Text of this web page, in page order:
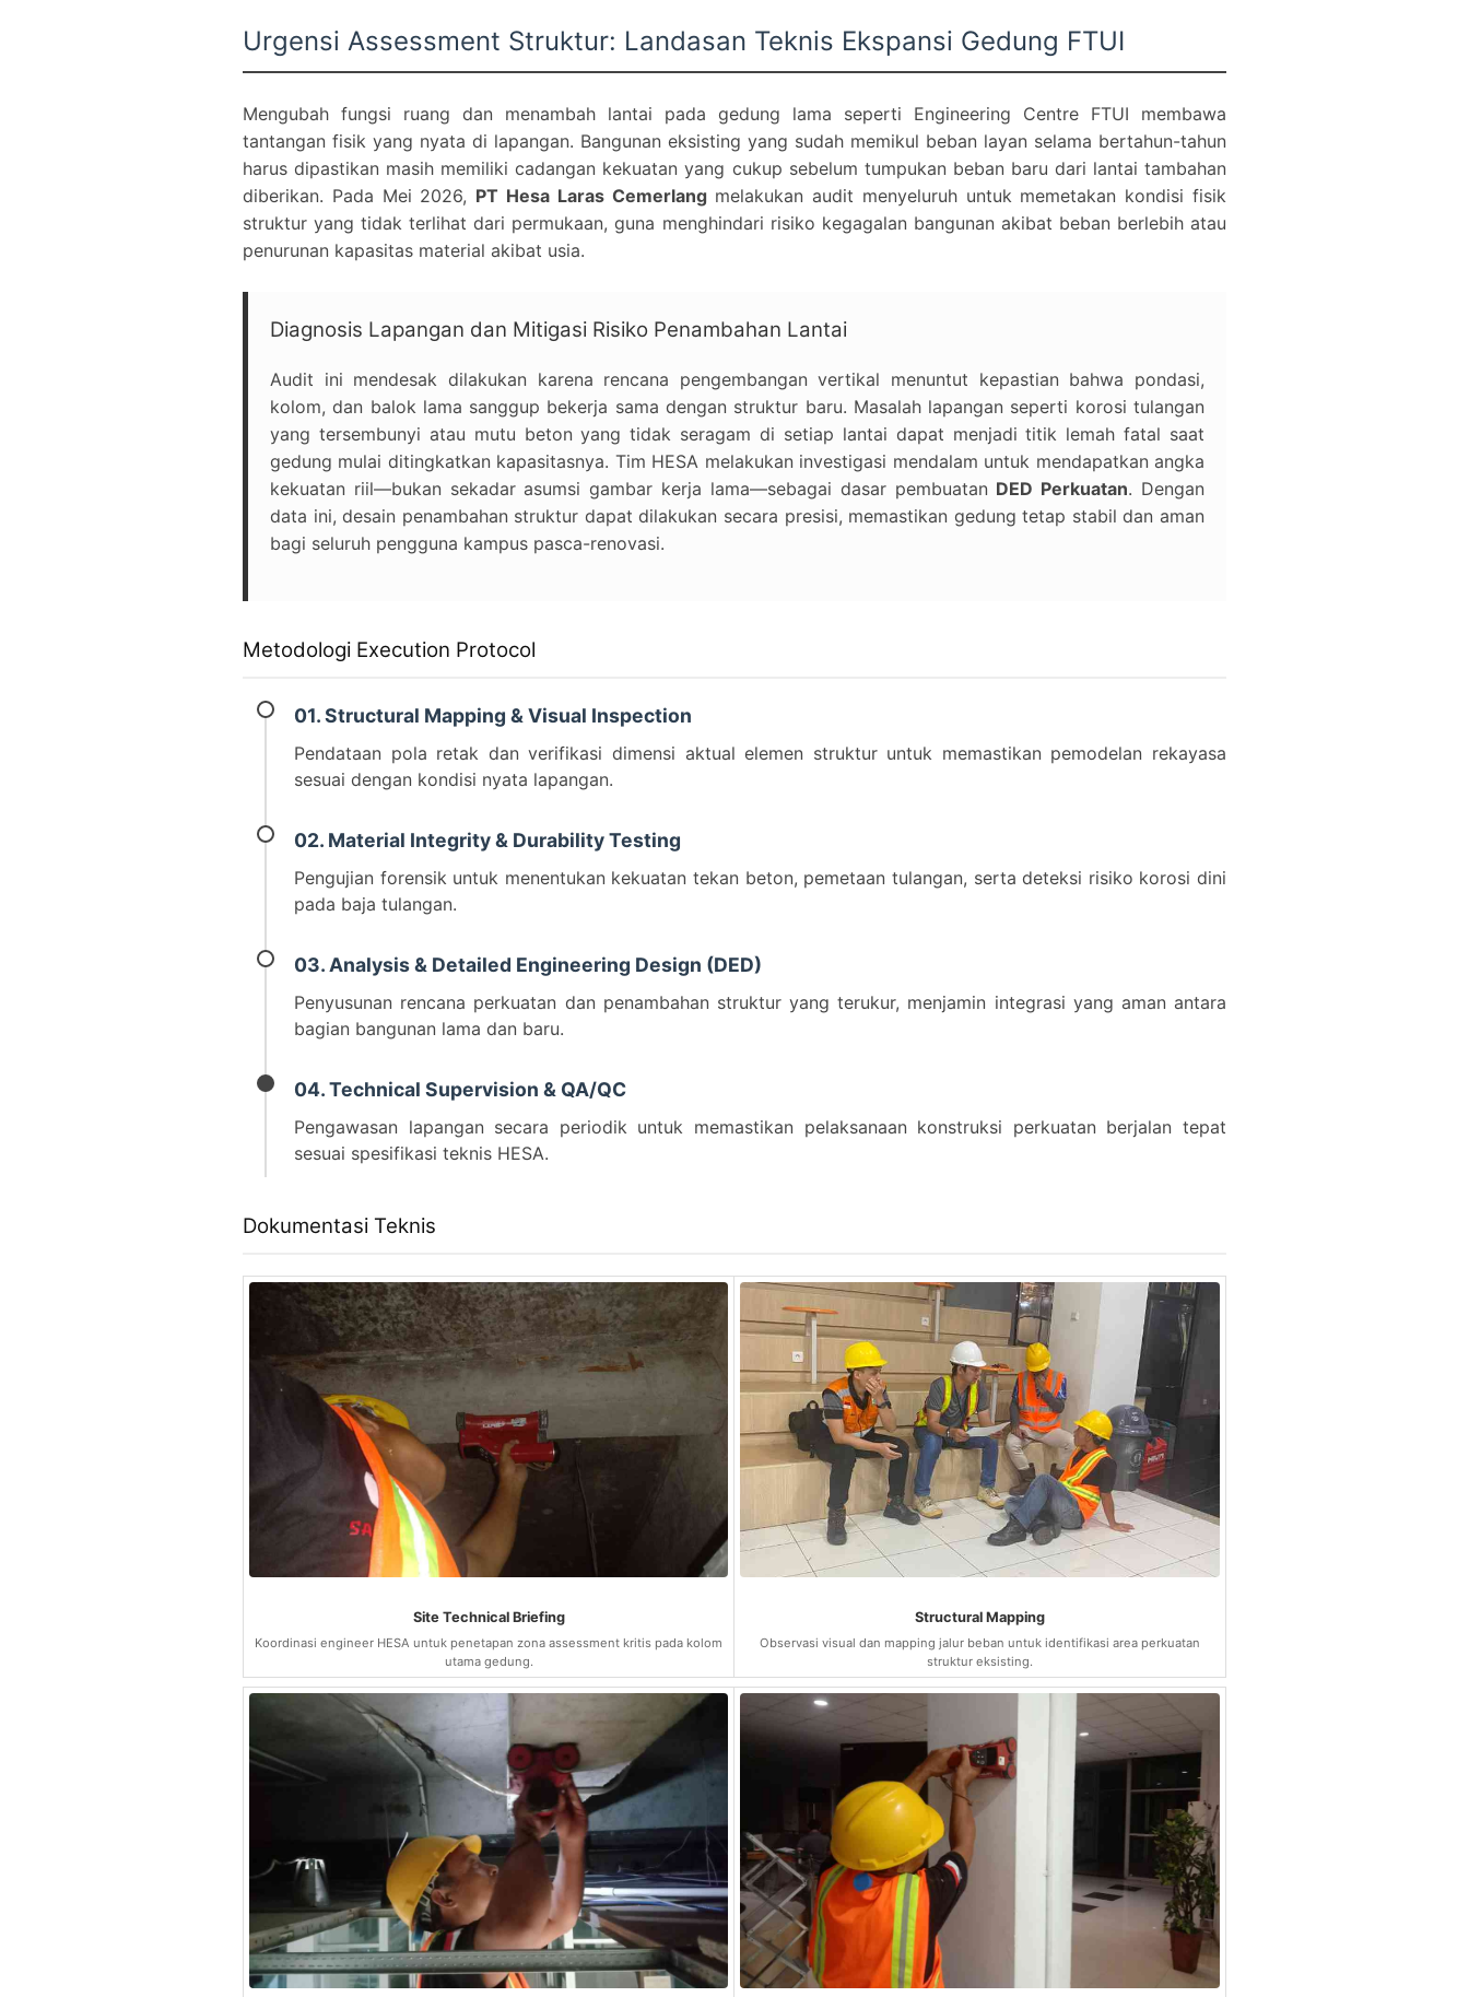
Urgensi Assessment Struktur: Landasan Teknis Ekspansi Gedung FTUI
Mengubah fungsi ruang dan menambah lantai pada gedung lama seperti Engineering Centre FTUI membawa
tantangan fisik yang nyata di lapangan. Bangunan eksisting yang sudah memikul beban layan selama bertahun-tahun
harus dipastikan masih memiliki cadangan kekuatan yang cukup sebelum tumpukan beban baru dari lantai tambahan
diberikan. Pada Mei 2026, PT Hesa Laras Cemerlangmelakukan audit menyeluruh untuk memetakan kondisi fisik
struktur yang tidak terlihat dari permukaan, guna menghindari risiko kegagalan bangunan akibat beban berlebih atau
penurunan kapasitas material akibat usia.
Diagnosis Lapangan dan Mitigasi Risiko Penambahan Lantai
Audit ini mendesak dilakukan karena rencana pengembangan vertikal menuntut kepastian bahwa pondasi,
kolom, dan balok lama sanggup bekerja sama dengan struktur baru. Masalah lapangan seperti korosi tulangan
yang tersembunyi atau mutu beton yang tidak seragam di setiap lantai dapat menjadi titik lemah fatal saat
gedung mulai ditingkatkan kapasitasnya. Tim HESA melakukan investigasi mendalam untuk mendapatkan angka
kekuatan riil—bukan sekadar asumsi gambar kerja lama—sebagai dasar pembuatan DED Perkuatan. Dengan
data ini, desain penambahan struktur dapat dilakukan secara presisi, memastikan gedung tetap stabil dan aman
bagi seluruh pengguna kampus pasca-renovasi.
Metodologi Execution Protocol
01. Structural Mapping & Visual Inspection
Pendataan pola retak dan verifikasi dimensi aktual elemen struktur untuk memastikan pemodelan rekayasa
sesuai dengan kondisi nyata lapangan.
02. Material Integrity & Durability Testing
Pengujian forensik untuk menentukan kekuatan tekan beton, pemetaan tulangan, serta deteksi risiko korosi dini
pada baja tulangan.
03. Analysis & Detailed Engineering Design (DED)
Penyusunan rencana perkuatan dan penambahan struktur yang terukur, menjamin integrasi yang aman antara
bagian bangunan lama dan baru.
04. Technical Supervision & QA/QC
Pengawasan lapangan secara periodik untuk memastikan pelaksanaan konstruksi perkuatan berjalan tepat
sesuai spesifikasi teknis HESA.
Dokumentasi Teknis
Site Technical Briefing
Koordinasi engineer HESA untuk penetapan zona assessment kritis pada kolom
utama gedung.
Structural Mapping
Observasi visual dan mapping jalur beban untuk identifikasi area perkuatan
struktur eksisting.